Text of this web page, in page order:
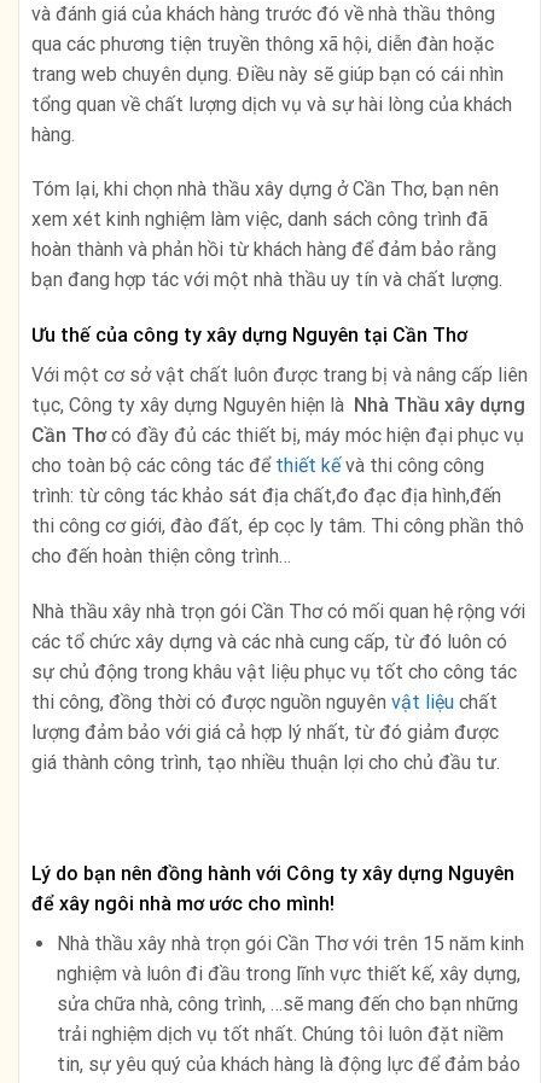
và đánh giá của khách hàng trước đó về nhà thầu thông
qua các phương tiện truyền thông xã hội, diễn đàn hoặc
trang web chuyên dụng. Điều này sẽ giúp bạn có cái nhìn
tổng quan về chất lượng dịch vụ và sự hài lòng của khách
hàng.
Tóm lại, khi chọn nhà thầu xây dựng ở Cần Thơ, bạn nên
xem xét kinh nghiệm làm việc, danh sách công trình đã
hoàn thành và phản hồi từ khách hàng để đảm bảo rằng
bạn đang hợp tác với một nhà thầu uy tín và chất lượng.
Ưu thế của công ty xây dựng Nguyên tại Cần Thơ
Với một cơ sở vật chất luôn được trang bị và nâng cấp liên
tục, Công ty xây dựng Nguyên hiện là Nhà Thầu xây dựng
Cần Thơcó đầy đủ các thiết bị, máy móc hiện đại phục vụ
cho toàn bộ các công tác để thiết kếvà thi công công
trình: từ công tác khảo sát địa chất,đo đạc địa hình,đến
thi công cơ giới, đào đất, ép cọc ly tâm. Thi công phần thô
cho đến hoàn thiện công trình…
Nhà thầu xây nhà trọn gói Cần Thơ có mối quan hệ rộng với
các tổ chức xây dựng và các nhà cung cấp, từ đó luôn có
sự chủ động trong khâu vật liệu phục vụ tốt cho công tác
thi công, đồng thời có được nguồn nguyên vật liệu chất
lượng đảm bảo với giá cả hợp lý nhất, từ đó giảm được
giá thành công trình, tạo nhiều thuận lợi cho chủ đầu tư.
Lý do bạn nên đồng hành với Công ty xây dựng Nguyên
để xây ngôi nhà mơ ước cho mình!
Nhà thầu xây nhà trọn gói Cần Thơ với trên 15 năm kinh
nghiệm và luôn đi đầu trong lĩnh vực thiết kế, xây dựng,
sửa chữa nhà, công trình, …sẽ mang đến cho bạn những
trải nghiệm dịch vụ tốt nhất. Chúng tôi luôn đặt niềm
tin, sự yêu quý của khách hàng là động lực để đảm bảo